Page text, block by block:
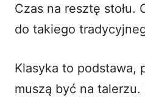
Czas na resztę stołu.
do takiego
Klasyka to podstawa,
muszą być na talerzu.